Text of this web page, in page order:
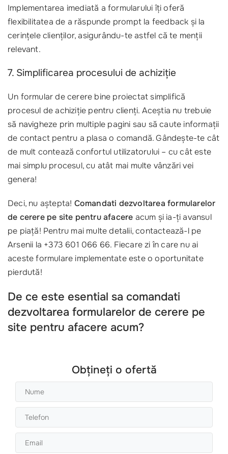
Implementarea imediată a formularului îți oferă
flexibilitatea de a răspunde prompt la feedback și la
cerințele clienților, asigurându-te astfel că te menții
relevant.
7. Simplificarea procesului de achiziție
Un formular de cerere bine proiectat simplifică
procesul de achiziție pentru clienți. Aceștia nu trebuie
să navigheze prin multiple pagini sau să caute informații
de contact pentru a plasa o comandă. Gândește-te cât
de mult contează confortul utilizatorului – cu cât este
mai simplu procesul, cu atât mai multe vânzări vei
genera!
Deci, nu aștepta! Comandati dezvoltarea formularelor
de cerere pe site pentru afacere acum și ia-ți avansul
pe piață! Pentru mai multe detalii, contactează-l pe
Arsenii la +373 601 066 66. Fiecare zi în care nu ai
aceste formulare implementate este o oportunitate
pierdută!
De ce este esential sa comandati
dezvoltarea formularelor de cerere pe
site pentru afacere acum?
Obțineți o ofertă